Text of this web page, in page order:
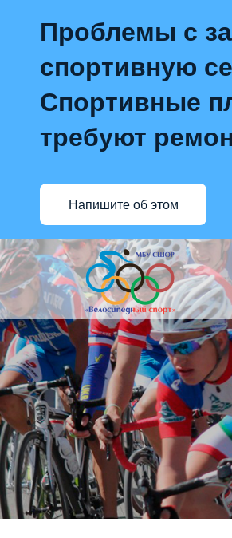
Проблемы с
спортивную
Спортивные
требуют
Напишите об этом